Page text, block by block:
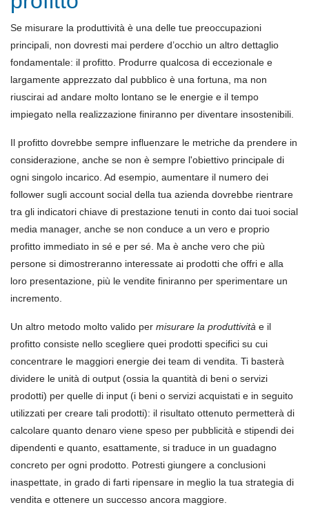
Se misurare la produttività è una delle tue preoccupazioni
principali, non dovresti mai perdere d’occhio un altro dettaglio
fondamentale: il profitto. Produrre qualcosa di eccezionale e
largamente apprezzato dal pubblico è una fortuna, ma non
riuscirai ad andare molto lontano se le energie e il tempo
impiegato nella realizzazione finiranno per diventare insostenibili.
Il profitto dovrebbe sempre influenzare le metriche da prendere in
considerazione, anche se non è sempre l'obiettivo principale di
ogni singolo incarico. Ad esempio, aumentare il numero dei
follower sugli account social della tua azienda dovrebbe rientrare
tra gli indicatori chiave di prestazione tenuti in conto dai tuoi social
media manager, anche se non conduce a un vero e proprio
profitto immediato in sé e per sé. Ma è anche vero che più
persone si dimostreranno interessate ai prodotti che offri e alla
loro presentazione, più le vendite finiranno per sperimentare un
incremento.
Un altro metodo molto valido per misurare la produttività e il
profitto consiste nello scegliere quei prodotti specifici su cui
concentrare le maggiori energie dei team di vendita. Ti basterà
dividere le unità di output (ossia la quantità di beni o servizi
prodotti) per quelle di input (i beni o servizi acquistati e in seguito
utilizzati per creare tali prodotti): il risultato ottenuto permetterà di
calcolare quanto denaro viene speso per pubblicità e stipendi dei
dipendenti e quanto, esattamente, si traduce in un guadagno
concreto per ogni prodotto. Potresti giungere a conclusioni
inaspettate, in grado di farti ripensare in meglio la tua strategia di
vendita e ottenere un successo ancora maggiore.